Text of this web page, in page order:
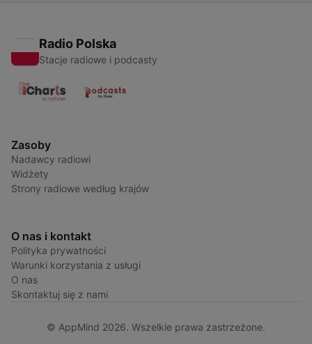
Radio Polska
Stacje radiowe i podcasty
Zasoby
Nadawcy radiowi
Widżety
Strony radiowe według krajów
O nas i kontakt
Polityka prywatności
Warunki korzystania z usługi
O nas
Skontaktuj się z nami
© AppMind 2026. Wszelkie prawa zastrzeżone.